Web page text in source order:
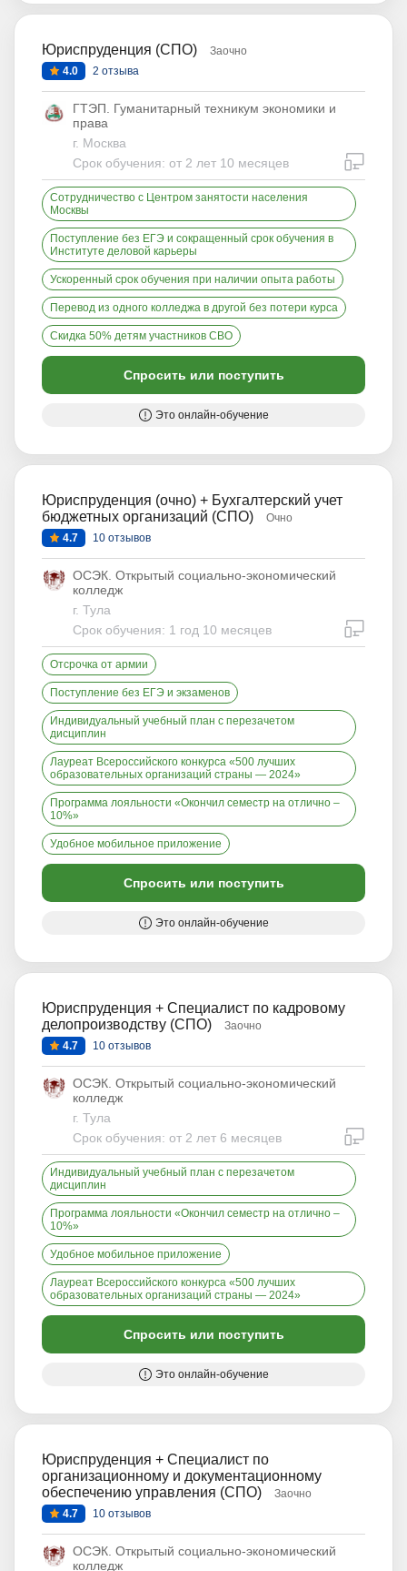
Юриспруденция (СПО)
Заочно
4.0
2 отзыва
ГТЭП. Гуманитарный техникум экономики и
права
г. Москва
Срок обучения: от 2 лет 10 месяцев
Сотрудничество с Центром занятости населения
Москвы
Поступление без ЕГЭ и сокращенный срок обучения в
Институте деловой карьеры
Ускоренный срок обучения при наличии опыта работы
Перевод из одного колледжа в другой без потери курса
Скидка 50% детям участников СВО
Спросить или поступить
Это онлайн-обучение
Юриспруденция (очно) + Бухгалтерский учет
бюджетных организаций (СПО)
Очно
4.7
10 отзывов
ОСЭК. Открытый социально-экономический
колледж
г. Тула
Срок обучения: 1 год 10 месяцев
Отсрочка от армии
Поступление без ЕГЭ и экзаменов
Индивидуальный учебный план с перезачетом
дисциплин
Лауреат Всероссийского конкурса «500 лучших
образовательных организаций страны — 2024»
Программа лояльности «Окончил семестр на отлично –
10%»
Удобное мобильное приложение
Спросить или поступить
Это онлайн-обучение
Юриспруденция + Специалист по кадровому
делопроизводству (СПО)
Заочно
4.7
10 отзывов
ОСЭК. Открытый социально-экономический
колледж
г. Тула
Срок обучения: от 2 лет 6 месяцев
Индивидуальный учебный план с перезачетом
дисциплин
Программа лояльности «Окончил семестр на отлично –
10%»
Удобное мобильное приложение
Лауреат Всероссийского конкурса «500 лучших
образовательных организаций страны — 2024»
Спросить или поступить
Это онлайн-обучение
Юриспруденция + Специалист по
организационному и документационному
обеспечению управления (СПО)
Заочно
4.7
10 отзывов
ОСЭК. Открытый социально-экономический
колледж